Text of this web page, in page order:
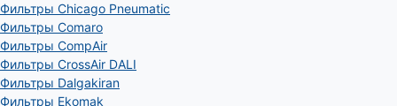
Фильтры Chicago Pneumatic
Фильтры Comaro
Фильтры CompAir
Фильтры CrossAir DALI
Фильтры Dalgakiran
Фильтры Ekomak